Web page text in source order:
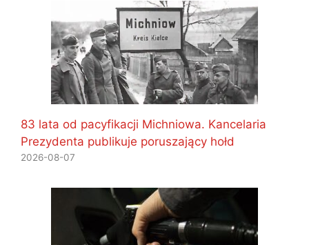
83 lata od pacyfikacji Michniowa. Kancelaria
Prezydenta publikuje poruszający hołd
2026-08-07